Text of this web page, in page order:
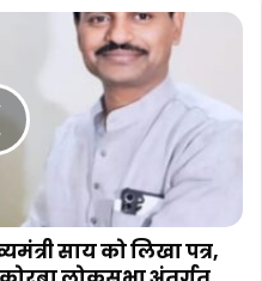
साय को लिखा पत्र,